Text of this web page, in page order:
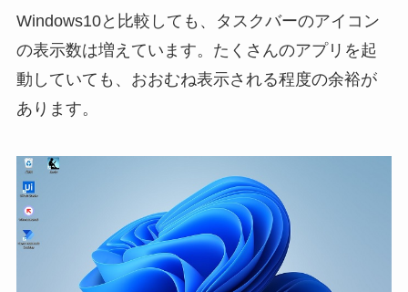
Windows10と比較しても、タスクバーのアイコン
の表示数は増えています。たくさんのアプリを起
動していても、おおむね表示される程度の余裕が
あります。